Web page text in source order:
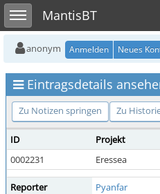
Toggle sidebarMantisBT
anonym Anmelden Neues
Eintragsdetails
Zu Notizen springen Zu
ID Projekt
0002231
Eressea
Reporter Pyanfar